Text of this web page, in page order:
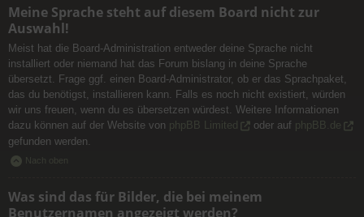
Meine Sprache steht auf diesem Board nicht zur
Auswahl!
Meist hat die Board-Administration entweder deine Sprache nicht
installiert oder niemand hat das Forum bislang in deine Sprache
übersetzt. Frage ggf. einen Board-Administrator, ob er das Sprachpaket,
das du benötigst, installieren kann. Falls es noch nicht existiert, würden
wir uns freuen, wenn du es übersetzen würdest. Weitere Informationen
dazu können auf der Website von phpBB Limited oder auf phpBB.de
gefunden werden.
Nach oben
Was sind das für Bilder, die bei meinem
Benutzernamen angezeigt werden?